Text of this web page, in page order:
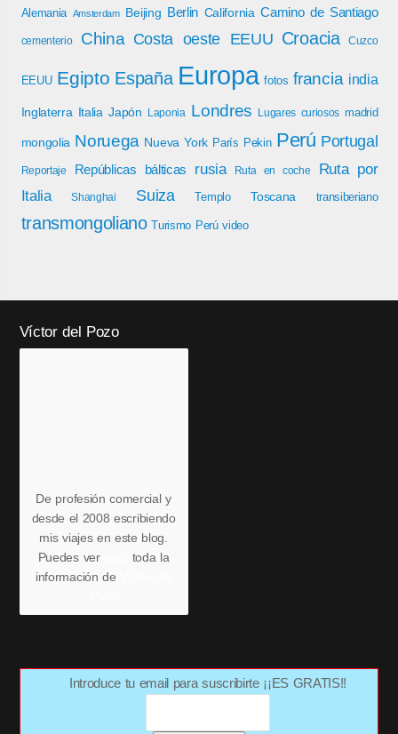
Alemania Amsterdam Beijing Berlin California Camino de Santiago
cementerio China Costa oeste EEUU Croacia Cuzco
EEUU Egipto España Europa fotos francia india
Inglaterra Italia Japón Laponia Londres Lugares curiosos madrid
mongolia Noruega Nueva York París Pekin Perú Portugal
Reportaje Repúblicas bálticas rusia Ruta en coche
Ruta por
Italia
Shanghai Suiza Templo Toscana transiberiano
transmongoliano Turismo Perú video
Víctor del Pozo
De profesión comercial y
desde el 2008 escribiendo
mis viajes en este blog.
Puedes ver
toda la
información de
Introduce tu email para suscribirte ¡¡ES GRATIS!!